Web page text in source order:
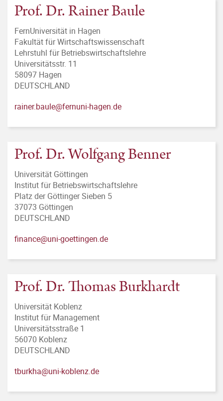
Prof. Dr. Rainer Baule
FernUniversität in Hagen
Fakultät für Wirtschaftswissenschaft
Lehrstuhl für Betriebswirtschaftslehre
Universitätsstr. 11
58097 Hagen
DEUTSCHLAND
rainer.baule@fernuni-hagen.de
Prof. Dr. Wolfgang Benner
Universität Göttingen
Institut für Betriebswirtschaftslehre
Platz der Göttinger Sieben 5
37073 Göttingen
DEUTSCHLAND
finance@uni-goettingen.de
Prof. Dr. Thomas Burkhardt
Universität Koblenz
Institut für Management
Universitätsstraße 1
56070 Koblenz
DEUTSCHLAND
tburkha@uni-koblenz.de